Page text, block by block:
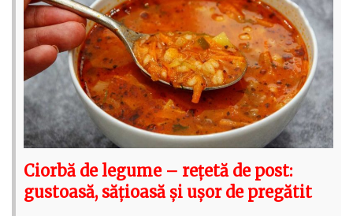
Ciorbă de legume – rețetă de post:
gustoasă, sățioasă și ușor de pregătit